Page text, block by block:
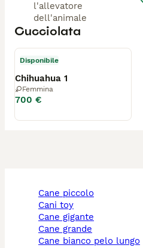
l'allevatore
dell'animale
Cucciolata
Disponibile
Chihuahua 1
Femmina
700 €
cane piccolo
cani toy
cane gigante
cane grande
cane bianco pelo lungo